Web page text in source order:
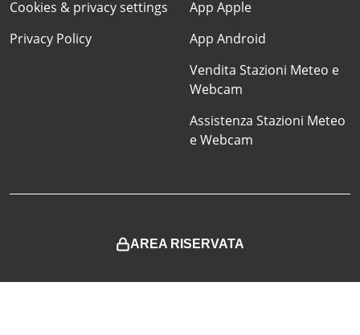
Cookies & privacy settings
Privacy Policy
App Apple
App Android
Vendita Stazioni Meteo e
Webcam
Assistenza Stazioni Meteo
e Webcam
AREA RISERVATA